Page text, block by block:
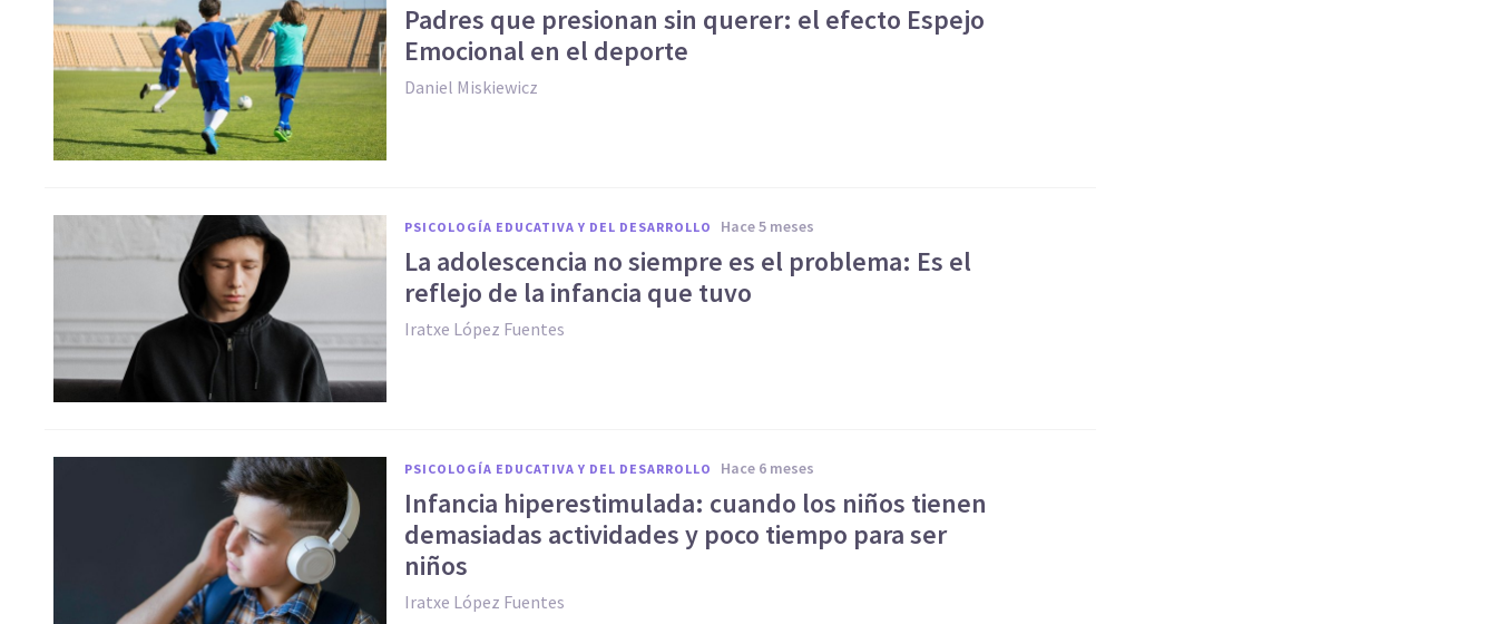
Padres que presionan sin querer: el efecto Espejo
Emocional en el deporte
Daniel Miskiewicz
PSICOLOGÍA EDUCATIVA Y DEL DESARROLLO hace 5 meses
La adolescencia no siempre es el problema: Es el
reflejo de la infancia que tuvo
Iratxe López Fuentes
PSICOLOGÍA EDUCATIVA Y DEL DESARROLLO hace 6 meses
Infancia hiperestimulada: cuando los niños tienen
demasiadas actividades y poco tiempo para ser
niños
Iratxe López Fuentes